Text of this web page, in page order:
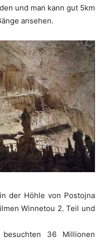
und man kann gut 5km
ansehen.
der Höhle von Postojna
Winnetou 2. Teil und
36 Millionen